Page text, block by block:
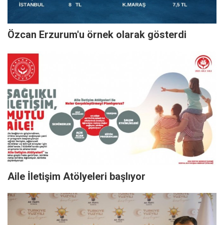
Özcan Erzurum'u örnek olarak gösterdi
Aile İletişim Atölyeleri başlıyor